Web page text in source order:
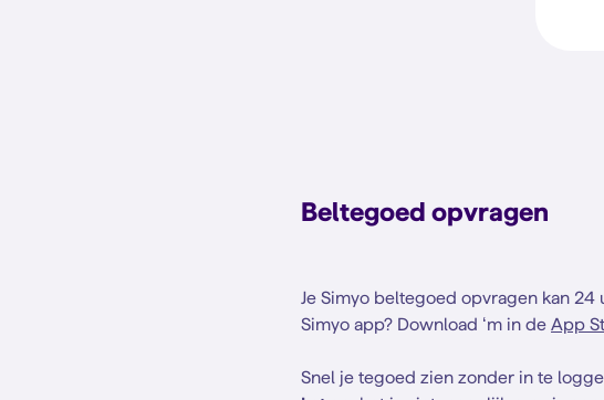
Beltegoed opvragen
Je Simyo beltegoed opvragen kan
Simyo app? Download ‘m in de App
Snel je tegoed zien zonder in te